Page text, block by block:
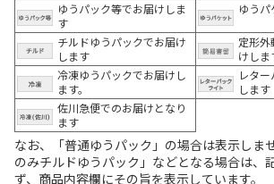
ゆうパック等でお届けしま
す
ゆう
チルドゆうパックでお届け
します
定形外
けしま
冷凍ゆうパックでお届けし
ます。
レタ
します
佐川急便でのお届けとなり
ます
なお、「普通ゆうパック」の場合は表示しま
のみチルドゆうパック」などとなる場合は、
ず、商品内容欄にその旨を表示しています。